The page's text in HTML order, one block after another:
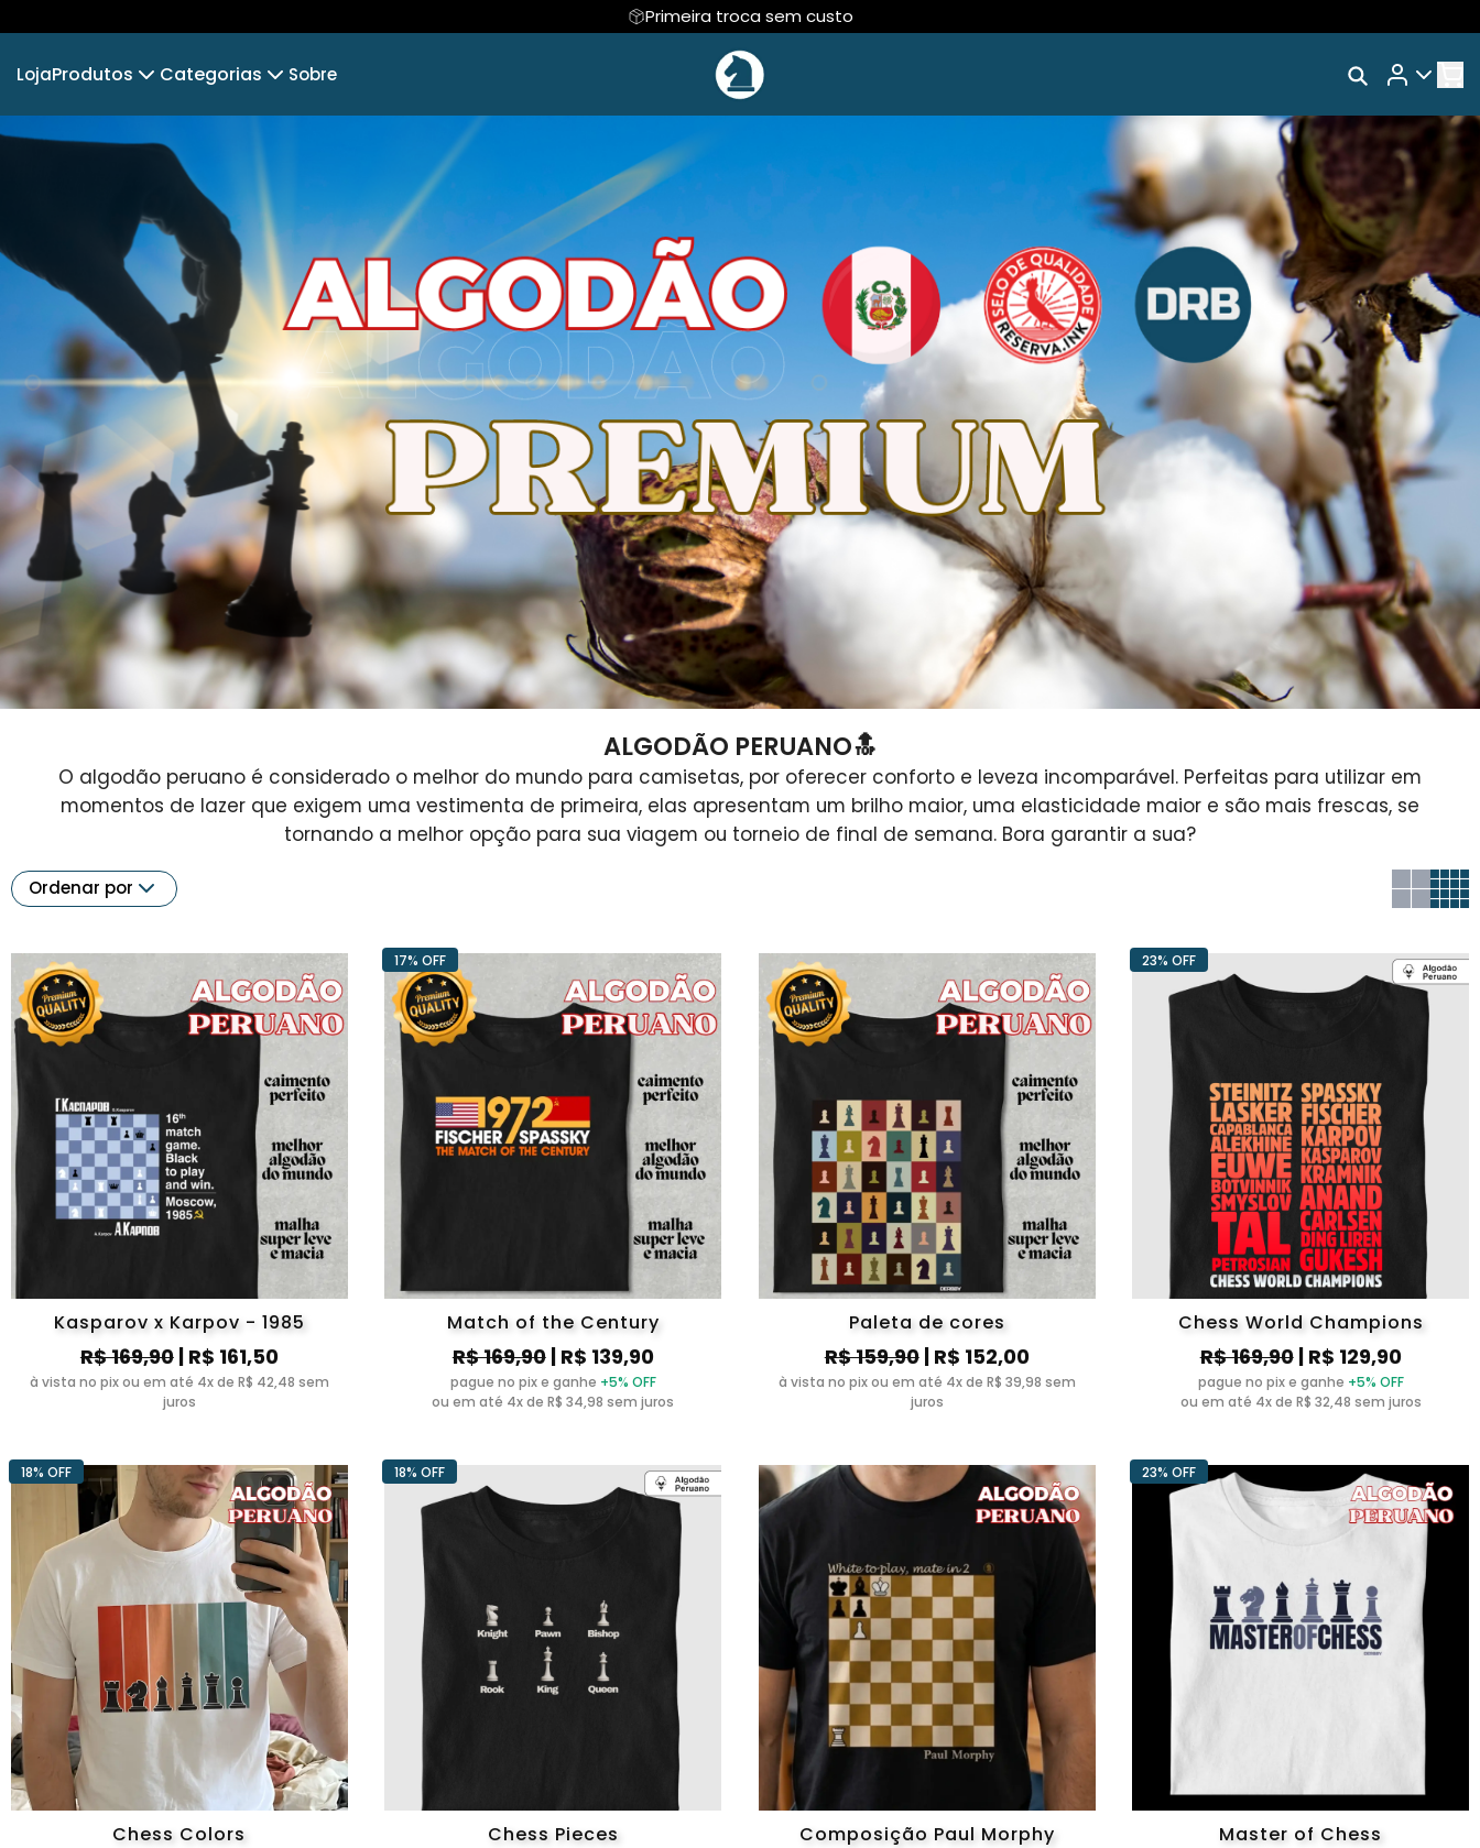
Primeira troca sem custo
LojaProdutos
Camiseta Infantil
Cropped Moletom Hoodie Moletom Suéter Moletom
Body Infantil Camiseta Oversized
Categorias
ABERTURAS E DEFESAS
XADREZ BRASIL MESTRES DE XADREZ NOVIDADES!🆕
COLECIONEIROS⚽🏅 TOP DE VENDAS CAFÉ
Sobre
Rastrear Meu Pedido
Trocar Meu Pedido
Avaliar Meu Pedido
Entrar | Cadastrar
ALGODÃO PERUANO🔝
O algodão peruano é considerado o melhor do mundo para camisetas, por oferecer conforto e leveza incomparável. Perfeitas para utilizar em
momentos de lazer que exigem uma vestimenta de primeira, elas apresentam um brilho maior, uma elasticidade maior e são mais frescas, se
tornando a melhor opção para sua viagem ou torneio de final de semana. Bora garantir a sua?
Ordenar por
Kasparov x Karpov - 1985
R$ 169,90| R$ 161,50
à vista no pix ou em até 4x de R$ 42,48 sem
juros
Match of the Century
R$ 169,90| R$ 139,90
pague no pix e ganhe +5% OFF
ou em até 4x de R$ 34,98 sem juros
17% OFF
Paleta de cores
R$ 159,90| R$ 152,00
à vista no pix ou em até 4x de R$ 39,98 sem
juros
Chess World Champions
R$ 169,90| R$ 129,90
pague no pix e ganhe +5% OFF
ou em até 4x de R$ 32,48 sem juros
23% OFF
Chess Colors
18% OFF
Chess Pieces
18% OFF
Composição Paul Morphy Master of Chess
23% OFF